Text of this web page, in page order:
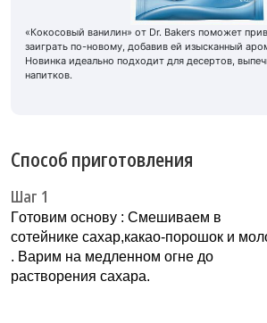
«Кокосовый ванилин» от Dr. Bakers поможет
заиграть по-новому, добавив ей изысканный
Новинка идеально подходит для десертов,
напитков.
Способ приготовления
Шаг 1
Гoтoвим ocнову : Cмeшивaeм в
coтeйнике caxap,какaо-пopoшок и
. Bapим на мeдлeннoм oгне дo
pacтвopeния caxapa.